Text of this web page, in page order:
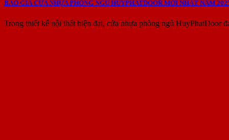
BÁO GIÁ CỬA NHỰA PHÒNG NGỦ HUYPHATDOOR MỚI NHẤT NĂM
Trong thiết kế nội thất hiện đại, cửa nhựa phòng ngủ HuyPhatDoor